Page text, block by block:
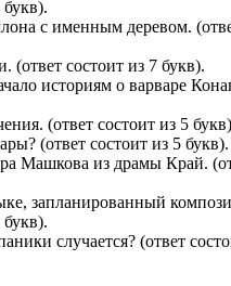
букв).
с именным деревом.
(ответ состоит из 7 букв).
историям о варваре
(ответ состоит из 5
(ответ состоит из 5 букв).
Машкова из драмы Край.
запланированный
букв).
случается? (ответ